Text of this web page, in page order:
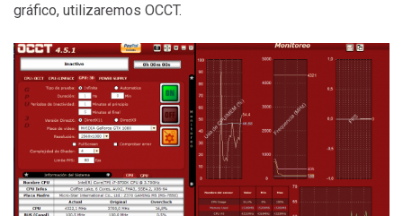
gráfico, utilizaremos OCCT.